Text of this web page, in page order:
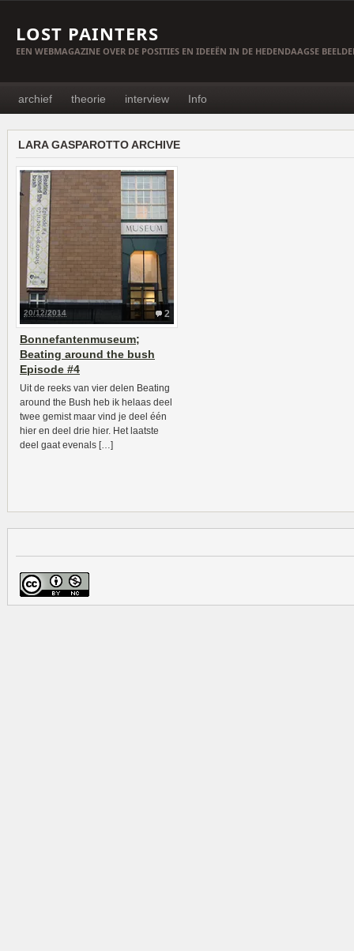
LOST PAINTERS
EEN WEBMAGAZINE OVER DE POSITIES EN IDEEËN IN DE HEDENDAAGSE
archief theorie interview Info
LARA GASPAROTTO ARCHIVE
2
20/12/2014
Bonnefantenmuseum;
Beating around the bush
Episode #4
Uit de reeks van vier delen Beating
around the Bush heb ik helaas deel
twee gemist maar vind je deel één
hier en deel drie hier. Het laatste
deel gaat evenals […]